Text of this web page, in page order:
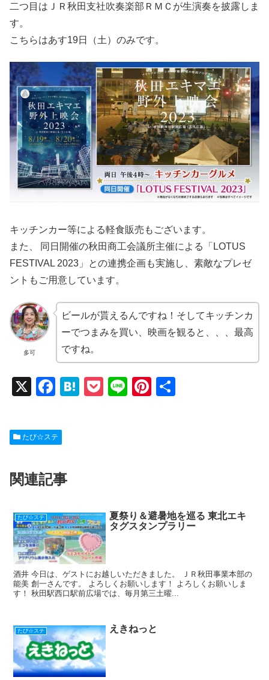
二つ目はＪＲ秋田支社吹奏楽部ＲＭＣが生演奏を披露しま
す。
こちらはあす19日（土）のみです。
キッチンカー等による軽食販売もございます。
また、 同日開催の秋田商工会議所主催による「LOTUS
FESTIVAL 2023」との連携企画も実施し、素敵なプレゼ
ントもご用意しています。
多可
ビールが貰えるんですね！そしてキッチンカ
ーでつまみを買い、映画を観ると、、、最高
ですね。
X
F
c
e
o
k
H
P
Li
Pi
たび☆ステ
関連記事
たび☆ステ
夏祭り＆避暑地を巡る 東北エキ
タグスタンプラリー
酒井 今日は、ゲストにお越しいただきました。 ＪＲ秋田事業本部の
能美 創一さんです。 よろしくお願いします！ よろしくお願いしま
す！ 秋田駅西口駅前広場では、毎月第三土曜...
たび☆ステ えきねっと